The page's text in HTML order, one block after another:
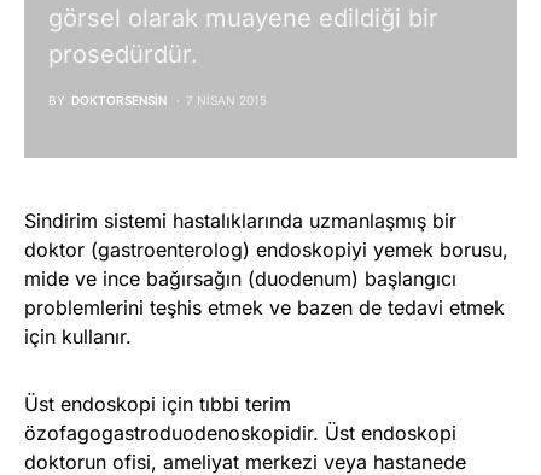
görsel olarak muayene edildiği bir
prosedürdür.
BY DOKTORSENSIN 7 NISAN 2015
Sindirim sistemi hastalıklarında uzmanlaşmış bir
doktor (gastroenterolog) endoskopiyi yemek borusu,
mide ve ince bağırsağın (duodenum) başlangıcı
problemlerini teşhis etmek ve bazen de tedavi etmek
için kullanır.
Üst endoskopi için tıbbi terim
özofagogastroduodenoskopidir. Üst endoskopi
doktorun ofisi, ameliyat merkezi veya hastanede